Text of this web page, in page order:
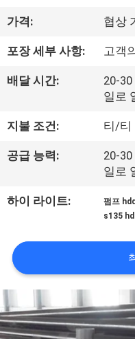
우
에
관
한
공
장
투
가격: 협상
포장 세부 사항: 고객
배달 시간:
20-
일로
지불 조건: 티/티
공급 능력:
20-
일로
하이 라이트: 펌프
s135